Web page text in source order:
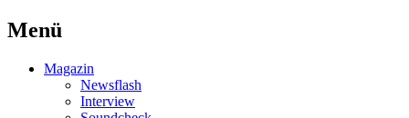
Menü
Magazin
Newsflash
Interview